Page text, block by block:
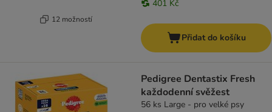
12 možností
401 Kč
Přidat do košíku
Pedigree Dentastix Fresh
každodenní svěžest
56 ks Large - pro velké psy